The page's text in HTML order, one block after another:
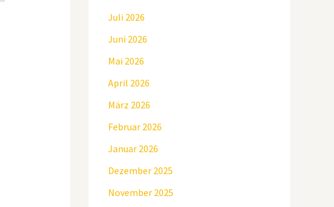
Juli 2026
Juni 2026
Mai 2026
April 2026
März 2026
Februar 2026
Januar 2026
Dezember 2025
November 2025